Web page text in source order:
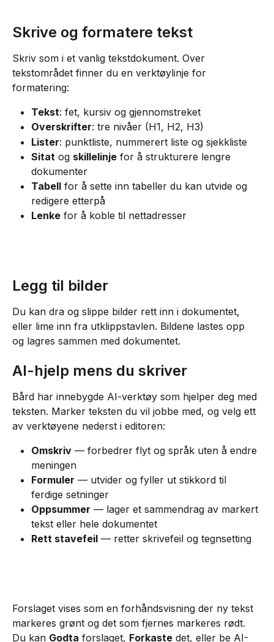
Skrive og formatere tekst
Skriv som i et vanlig tekstdokument. Over
tekstområdet finner du en verktøylinje for
formatering:
Tekst: fet, kursiv og gjennomstreket
Overskrifter: tre nivåer (H1, H2, H3)
Lister: punktliste, nummerert liste og sjekkliste
Sitat og skillelinje for å strukturere lengre
dokumenter
Tabell for å sette inn tabeller du kan utvide og
redigere etterpå
Lenke for å koble til nettadresser
Legg til bilder
Du kan dra og slippe bilder rett inn i dokumentet,
eller lime inn fra utklippstavlen. Bildene lastes opp
og lagres sammen med dokumentet.
AI-hjelp mens du skriver
Bård har innebygde AI-verktøy som hjelper deg med
teksten. Marker teksten du vil jobbe med, og velg ett
av verktøyene nederst i editoren:
Omskriv — forbedrer flyt og språk uten å endre
meningen
Formuler — utvider og fyller ut stikkord til
ferdige setninger
Oppsummer — lager et sammendrag av markert
tekst eller hele dokumentet
Rett stavefeil — retter skrivefeil og tegnsetting
Forslaget vises som en forhåndsvisning der ny tekst
markeres grønt og det som fjernes markeres rødt.
Du kan Godta forslaget, Forkaste det, eller be AI-